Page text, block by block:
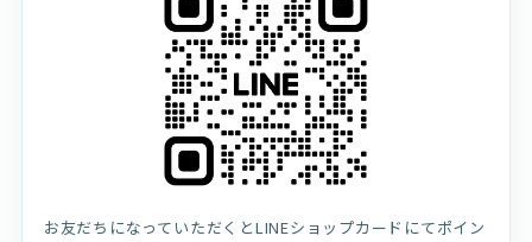
お友だちになっていただくとLINEショップカードにてポイン